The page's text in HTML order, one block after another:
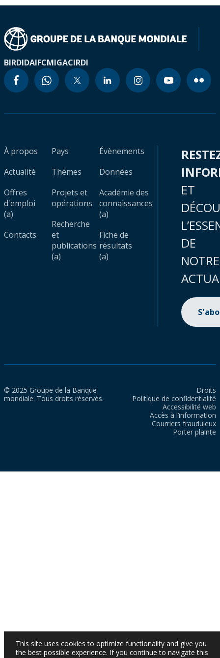
BIRDIDAIFCMIGACIRDI
À propos
Actualité
Offres
d'emploi
(a)
Contacts
Pays
Thèmes
Projets et
opérations
Recherche
et
publications
(a)
Évènements
Données
Académie des
connaissances
(a)
Fiche de
résultats
(a)
ET
DE
NOTRE
© 2025 Groupe de la Banque
mondiale. Tous droits réservés.
Droits
Politique de confidentialité
Accessibilité web
Accès à l’information
Courriers frauduleux
Porter plainte
This site uses cookies to optimize functionality and give you
the best possible experience. If you continue to navigate this